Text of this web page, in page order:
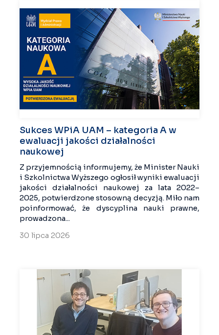
Sukces WPiA UAM – kategoria A w
ewaluacji jakości działalności
naukowej
Z przyjemnością informujemy, że Minister Nauki
i Szkolnictwa Wyższego ogłosił wyniki ewaluacji
jakości działalności naukowej za lata 2022–
2025, potwierdzone stosowną decyzją. Miło nam
poinformować, że dyscyplina nauki prawne,
prowadzona...
30 lipca 2026